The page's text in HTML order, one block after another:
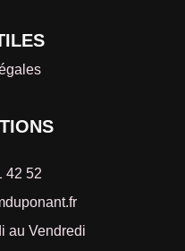
42 52
au Vendredi